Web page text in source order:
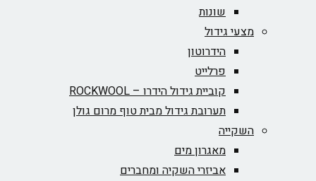
שונות
מצעי גידול
הידרוטון
פרלייט
קוביית גידול הידרו – ROCKWOOL‏
תערובת גידול מבית טוף מרום גולן
השקייה
מאגרון מים
אביזרי השקיה ומחברים